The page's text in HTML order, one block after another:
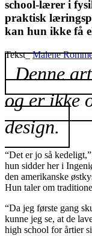
school-lærer i
praktisk
kan hun ikke få
Tekst_Malene
Denne
og er ikke
design.
“Det er jo så
hun sidder her i
den amerikanske
Hun taler om
“Da jeg første gang
kunne jeg se, at de
high school for årtier